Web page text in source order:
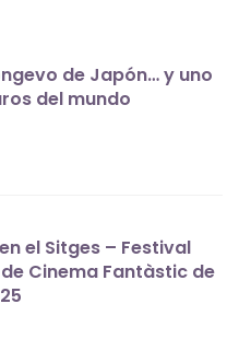
de Japón… y uno
del mundo
el Sitges – Festival
Cinema Fantàstic de